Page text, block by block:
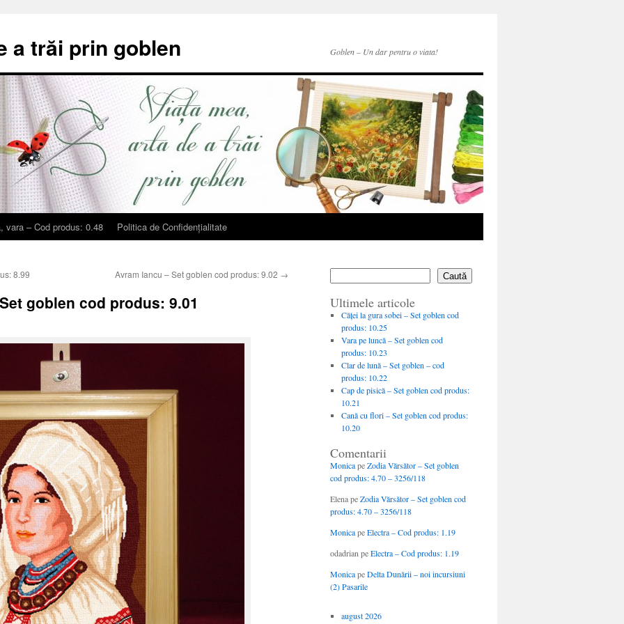
a trăi prin goblen Goblen – Un dar pentru o viata!
vara – Cod produs: 0.48 Politica de Confidențialitate
8.99 Avram Iancu – Set goblen cod produs: 9.02 →
goblen cod produs: 9.01
Caută
Ultimele articole
Căţei la gura sobei – Set goblen cod
produs: 10.25
Vara pe luncă – Set goblen cod
produs: 10.23
Clar de lună – Set goblen – cod
produs: 10.22
Cap de pisică – Set goblen cod produs:
10.21
Cană cu flori – Set goblen cod produs:
10.20
Comentarii
MonicapeZodia Vărsător – Set goblen
cod produs: 4.70 – 3256/118
ElenapeZodia Vărsător – Set goblen cod
produs: 4.70 – 3256/118
MonicapeElectra – Cod produs: 1.19
odadrian peElectra – Cod produs: 1.19
MonicapeDelta Dunării – noi incursiuni
(2) Pasarile
august 2026